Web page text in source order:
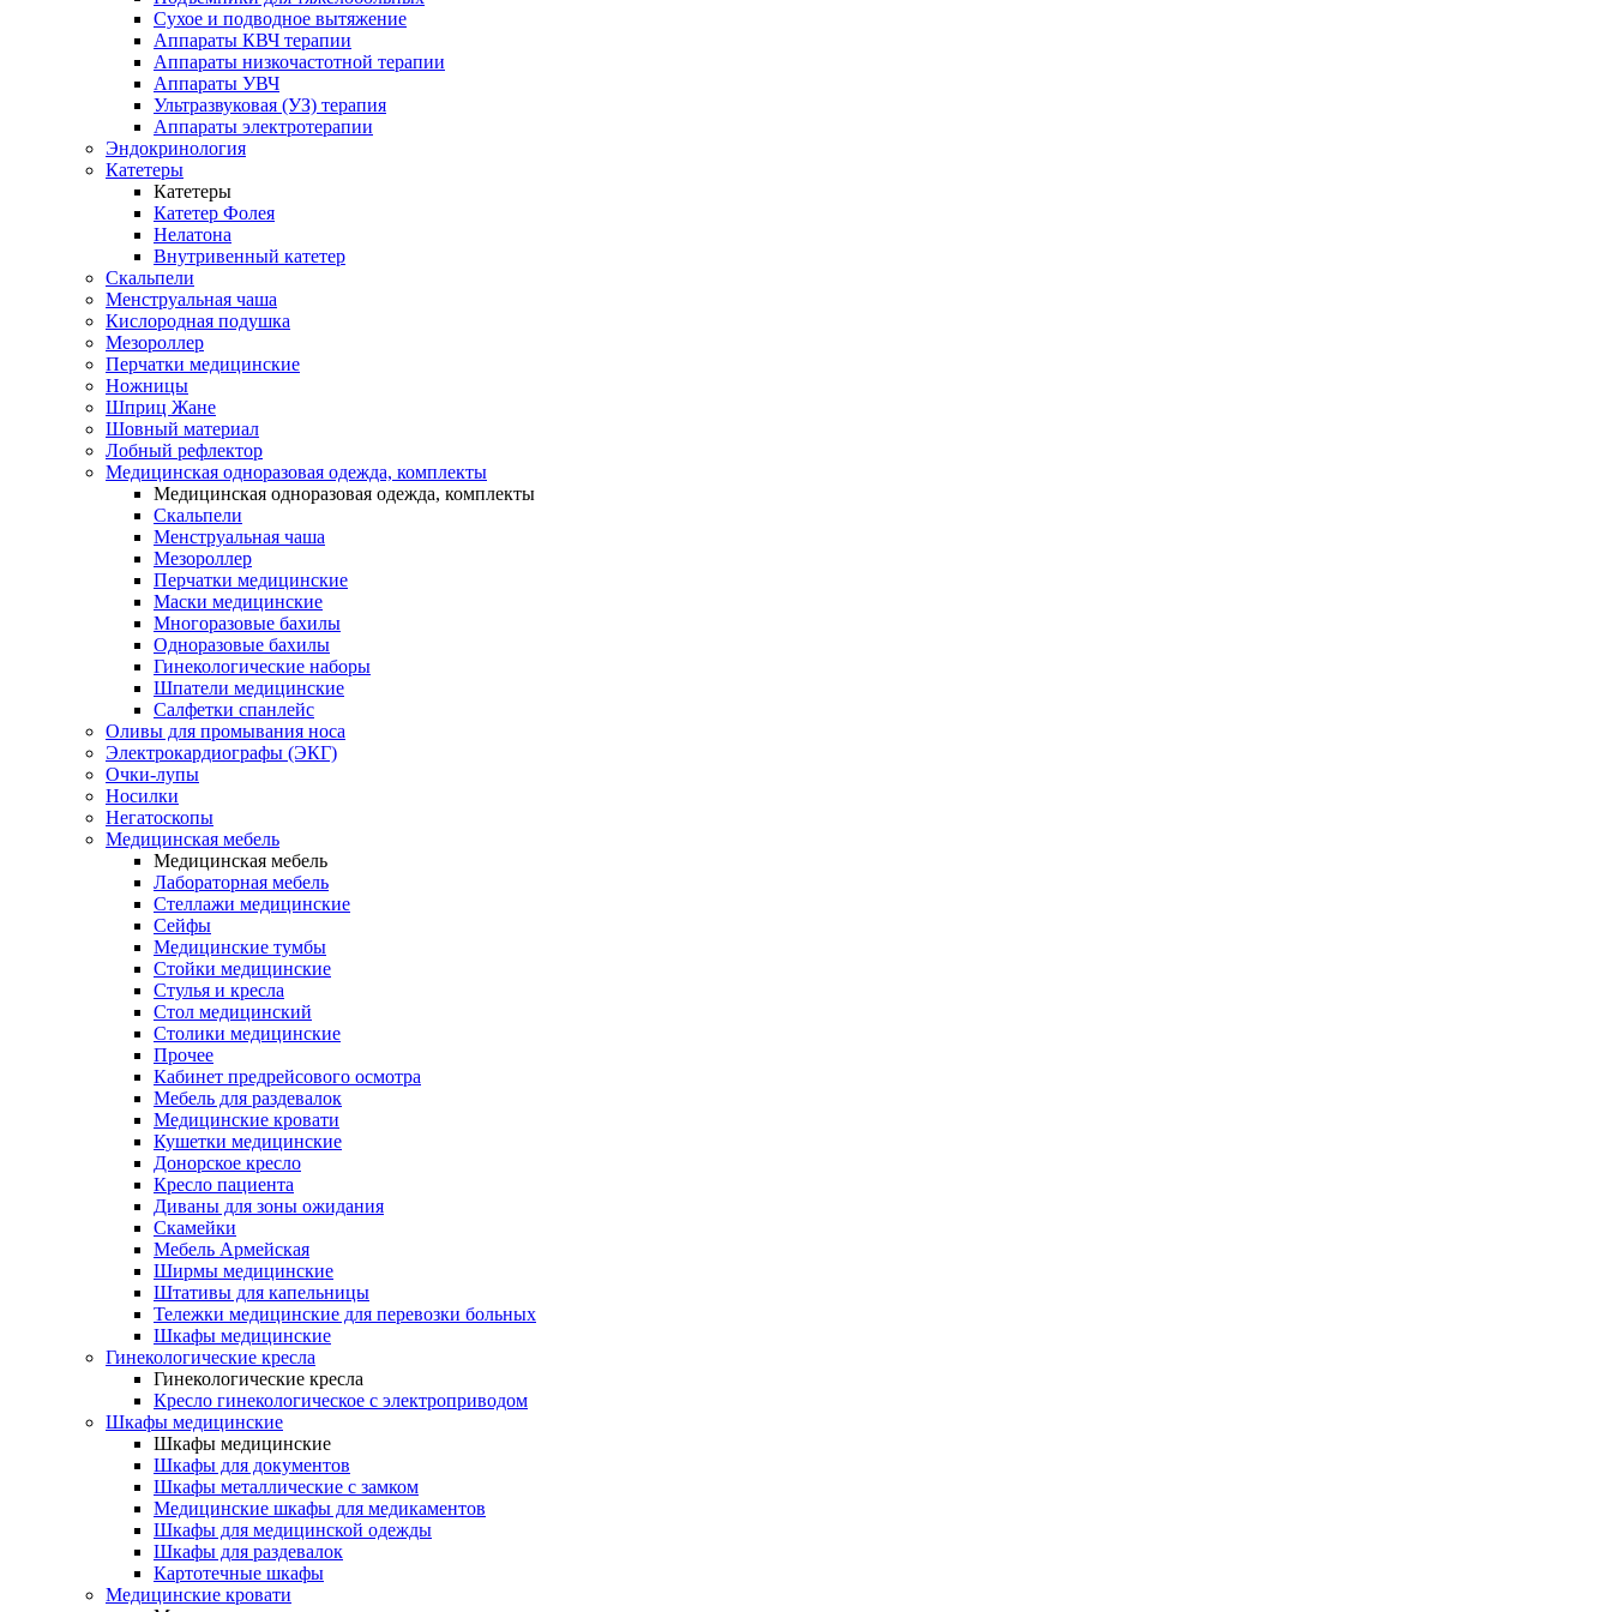
Сухое и подводное вытяжение
Аппараты КВЧ терапии
Аппараты низкочастотной терапии
Аппараты УВЧ
Ультразвуковая (УЗ) терапия
Аппараты электротерапии
Эндокринология
Катетеры
Катетеры
Катетер Фолея
Нелатона
Внутривенный катетер
Скальпели
Менструальная чаша
Кислородная подушка
Мезороллер
Перчатки медицинские
Ножницы
Шприц Жане
Шовный материал
Лобный рефлектор
Медицинская одноразовая одежда, комплекты
Медицинская одноразовая одежда, комплекты
Скальпели
Менструальная чаша
Мезороллер
Перчатки медицинские
Маски медицинские
Многоразовые бахилы
Одноразовые бахилы
Гинекологические наборы
Шпатели медицинские
Салфетки спанлейс
Оливы для промывания носа
Электрокардиографы (ЭКГ)
Очки-лупы
Носилки
Негатоскопы
Медицинская мебель
Медицинская мебель
Лабораторная мебель
Стеллажи медицинские
Сейфы
Медицинские тумбы
Стойки медицинские
Cтулья и кресла
Стол медицинский
Столики медицинские
Прочее
Кабинет предрейсового осмотра
Мебель для раздевалок
Медицинские кровати
Кушетки медицинские
Донорское кресло
Кресло пациента
Диваны для зоны ожидания
Скамейки
Мебель Армейская
Ширмы медицинские
Штативы для капельницы
Тележки медицинские для перевозки больных
Шкафы медицинские
Гинекологические кресла
Гинекологические кресла
Кресло гинекологическое с электроприводом
Шкафы медицинские
Шкафы медицинские
Шкафы для документов
Шкафы металлические с замком
Медицинские шкафы для медикаментов
Шкафы для медицинской одежды
Шкафы для раздевалок
Картотечные шкафы
Медицинские кровати